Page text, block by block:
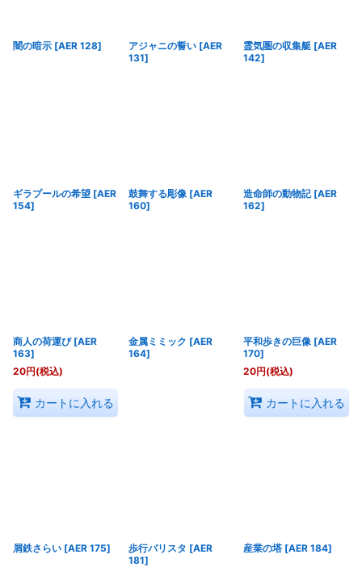
闇の暗示 [AER 128] アジャニの誓い [AER
131]
霊気圏の収集艇 [AER
142]
ギラプールの希望 [AER
154]
鼓舞する彫像 [AER
160]
造命師の動物記 [AER
162]
商人の荷運び [AER
163]
20円(税込)
カートに入れる
金属ミミック [AER
164]
平和歩きの巨像 [AER
170]
20円(税込)
カートに入れる
屑鉄さらい [AER 175] 歩行バリスタ [AER
181]
産業の塔 [AER 184]